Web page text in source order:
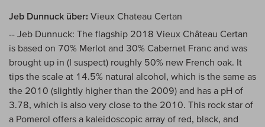
Jeb Dunnuck über: Vieux Chateau Certan
-- Jeb Dunnuck: The flagship 2018 Vieux Château Certan
is based on 70% Merlot and 30% Cabernet Franc and was
brought up in (I suspect) roughly 50% new French oak. It
tips the scale at 14.5% natural alcohol, which is the same as
the 2010 (slightly higher than the 2009) and has a pH of
3.78, which is also very close to the 2010. This rock star of
a Pomerol offers a kaleidoscopic array of red, black, and